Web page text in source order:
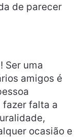
de parecer
Ser uma
amigos é
fazer falta a
ocasião e